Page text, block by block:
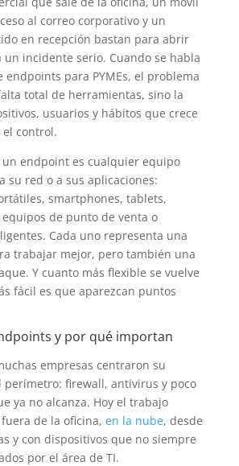
al correo corporativo y un
en recepción bastan para abrir
un incidente serio. Cuando se habla
endpoints para PYMEs, el problema
total de herramientas, sino la
usuarios y hábitos que crece
control.
un endpoint es cualquier equipo
su red o a sus aplicaciones:
smartphones, tablets,
de punto de venta o
Cada uno representa una
trabajar mejor, pero también una
Y cuanto más flexible se vuelve
fácil es que aparezcan puntos
y por qué importan
empresas centraron su
perímetro: firewall, antivirus y poco
ya no alcanza. Hoy el trabajo
de la oficina, en la nube, desde
y con dispositivos que no siempre
por el área de TI.